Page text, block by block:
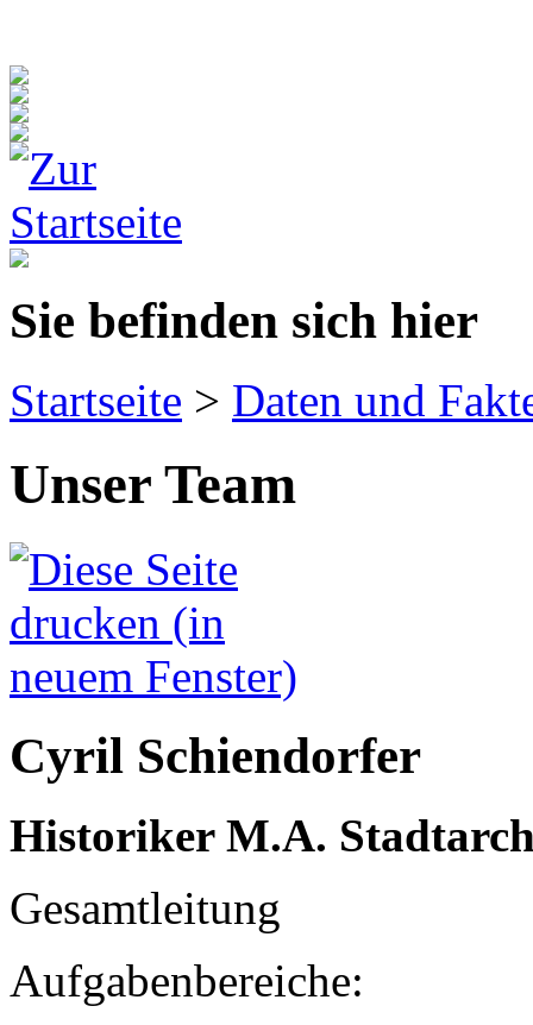
Sie befinden sich hier
Startseite > Daten und
Unser Team
Cyril Schiendorfer
Historiker M.A.
Gesamtleitung
Aufgabenbereiche: